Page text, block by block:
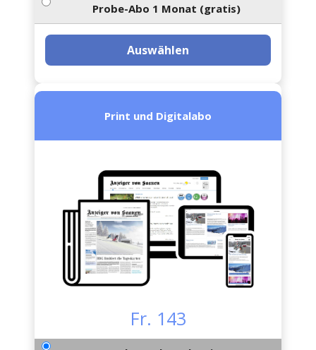
Probe-Abo 1 Monat (gratis)
Auswählen
Print und Digitalabo
Fr. 143